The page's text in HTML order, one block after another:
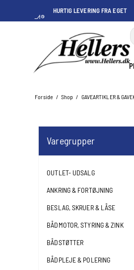
HURTIG LEVERING FRA EGET
Forside / Shop / GAVEARTIKLER &
Varegrupper
OUTLET- UDSALG
ANKRING & FORTØJNING
BESLAG, SKRUER & LÅSE
BÅDMOTOR, STYRING & ZINK
BÅDSTØTTER
BÅDPLEJE & POLERING